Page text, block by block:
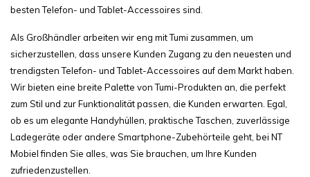
besten Telefon- und Tablet-Accessoires sind.
Als Großhändler arbeiten wir eng mit Tumi zusammen, um
sicherzustellen, dass unsere Kunden Zugang zu den neuesten und
trendigsten Telefon- und Tablet-Accessoires auf dem Markt haben.
Wir bieten eine breite Palette von Tumi-Produkten an, die perfekt
zum Stil und zur Funktionalität passen, die Kunden erwarten. Egal,
ob es um elegante Handyhüllen, praktische Taschen, zuverlässige
Ladegeräte oder andere Smartphone-Zubehörteile geht, bei NT
Mobiel finden Sie alles, was Sie brauchen, um Ihre Kunden
zufriedenzustellen.